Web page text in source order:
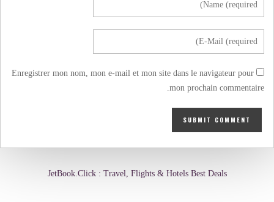
Enregistrer mon nom, mon e-mail et mon site dans le navigateur pour
mon prochain commentaire.
JetBook.Click : Travel, Flights & Hotels Best Deals